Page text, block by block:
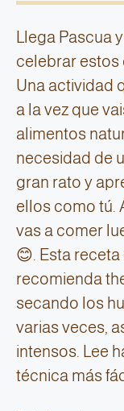
Llega Pascua
celebrar estos
Una actividad
a la vez que
alimentos
necesidad de
gran rato y
ellos como tú.
vas a comer
😊. Esta
recomienda
secando los
varias veces,
intensos. Lee
técnica más